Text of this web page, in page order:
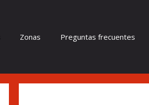
Zonas Preguntas frecuentes